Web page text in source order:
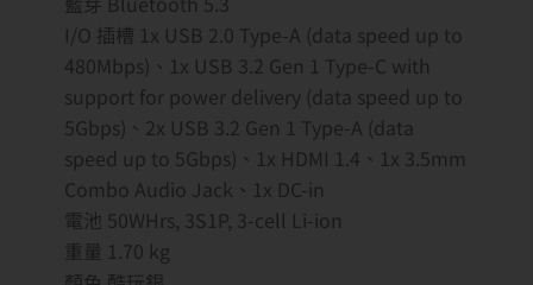
I/O 插槽 1x USB 2.0 Type-A (data speed up to
480Mbps)、1x USB 3.2 Gen 1 Type-C with
support for power delivery (data speed up to
5Gbps)、2x USB 3.2 Gen 1 Type-A (data
speed up to 5Gbps)、1x HDMI 1.4、1x 3.5mm
Combo Audio Jack、1x DC-in
電池 50WHrs, 3S1P, 3-cell Li-ion
重量 1.70 kg